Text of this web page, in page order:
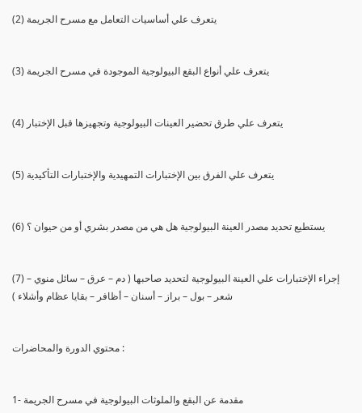
(2) يتعرف علي أساسيات التعامل مع مسرح الجريمة
(3) يتعرف علي أنواع البقع البيولوجية الموجودة في مسرح الجريمة
(4) يتعرف علي طرق تحضير العينات البيولوجية وتجهيزها قبل الإختبار
(5) يتعرف علي الفرق بين الإختبارات التمهيدية والإختبارات التأكيدية
(6) يستطيع تحديد مصدر العينة البيولوجية هل هي من مصدر بشري أو من حيوان ؟
(7) إجراء الإختبارات علي العينة البيولوجية لتحديد صاحبها ( دم – عرق – سائل منوي –
شعر – بول – براز – أسنان – أظافر – بقايا عظام وأشلاء )
محتوي الدورة والمحاضرات :
1- مقدمة عن البقع والملوثات البيولوجية في مسرح الجريمة